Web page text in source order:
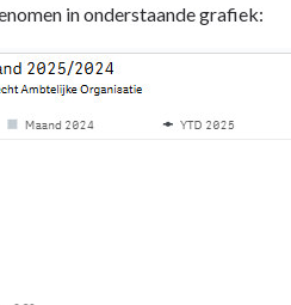
in onderstaande grafiek: